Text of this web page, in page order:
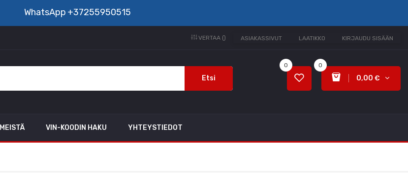
WhatsApp +37255950515
ASIAKASSIVUT LAATIKKO KIRJAUDU SISÄÄN
VERTAA ()
Etsi
0
0,00 €
0
MEISTÄ VIN-KOODIN HAKU YHTEYSTIEDOT